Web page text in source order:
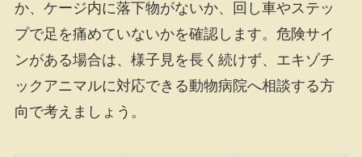
か、ケージ内に落下物がないか、回し車やステッ
プで足を痛めていないかを確認します。危険サイ
ンがある場合は、様子見を長く続けず、エキゾチ
ックアニマルに対応できる動物病院へ相談する方
向で考えましょう。